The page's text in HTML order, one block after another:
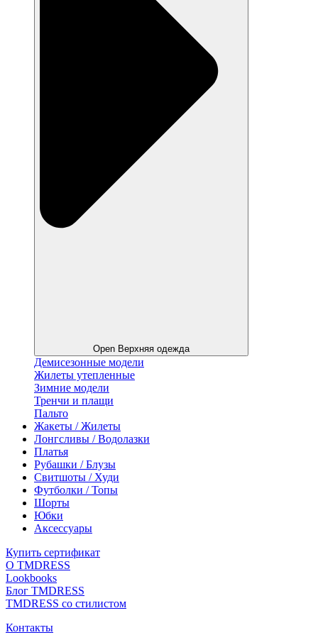
Open Верхняя одежда
Демисезонные модели
Жилеты утепленные
Зимние модели
Тренчи и плащи
Пальто
Жакеты / Жилеты
Лонгсливы / Водолазки
Платья
Рубашки / Блузы
Свитшоты / Худи
Футболки / Топы
Шорты
Юбки
Аксессуары
Купить сертификат
О TMDRESS
Lookbooks
Блог TMDRESS
TMDRESS со стилистом
Контакты